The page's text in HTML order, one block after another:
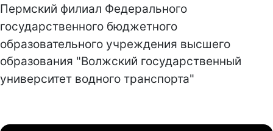
Пермский филиал Федерального
государственного бюджетного
образовательного учреждения высшего
образования "Волжский государственный
университет водного транспорта"